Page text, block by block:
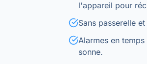
l'appareil pour
Sans passerelle
Alarmes en
sonne.